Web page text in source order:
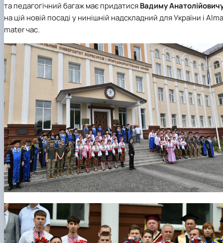
та педагогічний багаж має придатисяВадиму
на цій новій посаді у нинішній надскладний для України і Alma
mater час.